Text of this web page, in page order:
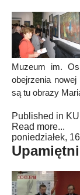
Muzeum im.
obejrzenia
są tu obrazy
Published in
Read more...
poniedziałek,